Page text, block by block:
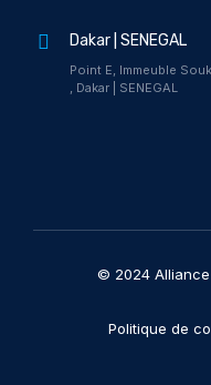
Dakar | SENEGAL
Point E, Immeuble
, Dakar | SENEGAL
© 2024
Politique de